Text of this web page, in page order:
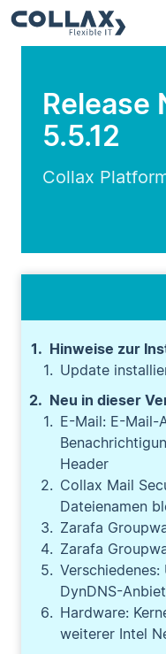
Release
5.5.12
Collax
Hinweise zur
Update
Neu in dieser
E-Mail: E-Mail-
Header
Collax Mail
Dateienamen
Zarafa
Zarafa
DynDNS-
Hardware:
weiterer Intel